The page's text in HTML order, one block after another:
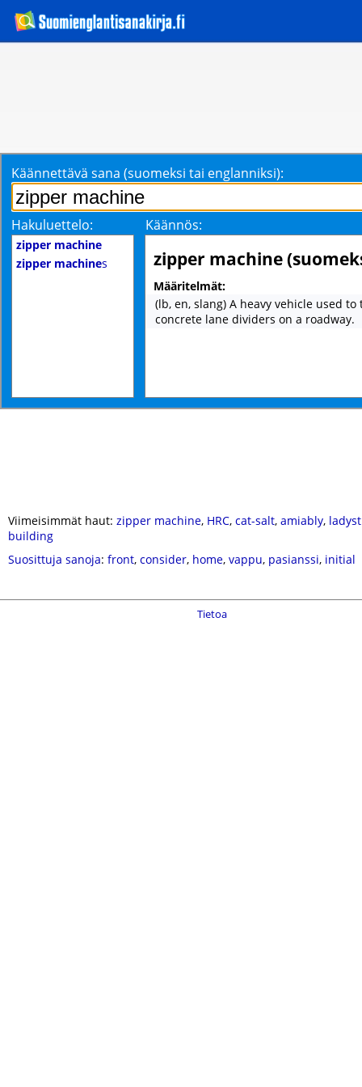
Käännettävä sana (suomeksi tai englanniksi):
Hakuluettelo: Käännös:
zipper machine
zipper machines zipper machine
Määritelmät:
(lb, en, slang) A heavy vehicle used
concrete lane dividers on a roadway.
Viimeisimmät haut: zipper machine, HRC, cat-salt, amiably,
building
Suosittuja sanoja: front, consider, home, vappu, pasianssi, initial
Tietoa